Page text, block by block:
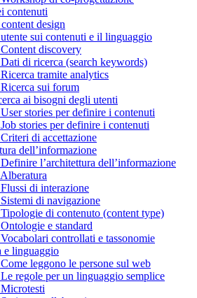
contenuti
design
sui contenuti e il linguaggio
discovery
di ricerca (search keywords)
tramite analytics
sui forum
ai bisogni degli utenti
stories per definire i contenuti
stories per definire i contenuti
di accettazione
dell’informazione
l’architettura dell’informazione
di interazione
di navigazione
di contenuto (content type)
e standard
controllati e tassonomie
e linguaggio
leggono le persone sul web
regole per un linguaggio semplice